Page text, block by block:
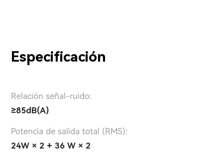
Especificación
Relación señal-ruido:
≥85dB(A)
Potencia de salida total (RMS):
24W × 2 + 36 W × 2